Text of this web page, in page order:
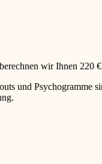
wir Ihnen 220
und Psychogramme